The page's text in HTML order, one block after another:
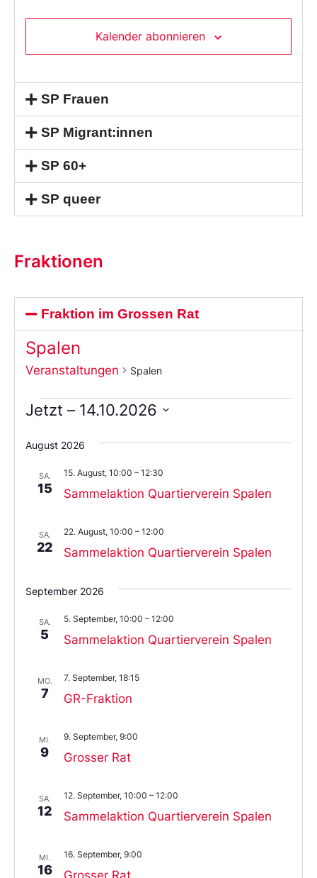
Kalender abonnieren
SP Frauen
SP Migrant:innen
SP 60+
SP queer
Fraktionen
Fraktion im Grossen Rat
Spalen
Veranstaltungen Spalen
Jetzt – 14.10.2026
Sie
das
aus.
August 2026
SA.
15 Sammelaktion Quartierverein Spalen
15. August, 10:00 – 12:30
SA.
22 Sammelaktion Quartierverein Spalen
22. August, 10:00 – 12:00
September 2026
SA.
5 Sammelaktion Quartierverein Spalen
5. September, 10:00 – 12:00
MO.
7 GR-Fraktion
7. September, 18:15
MI.
9 Grosser Rat
9. September, 9:00
SA.
12 Sammelaktion Quartierverein Spalen
12. September, 10:00 – 12:00
MI.
16 Grosser Rat
16. September, 9:00